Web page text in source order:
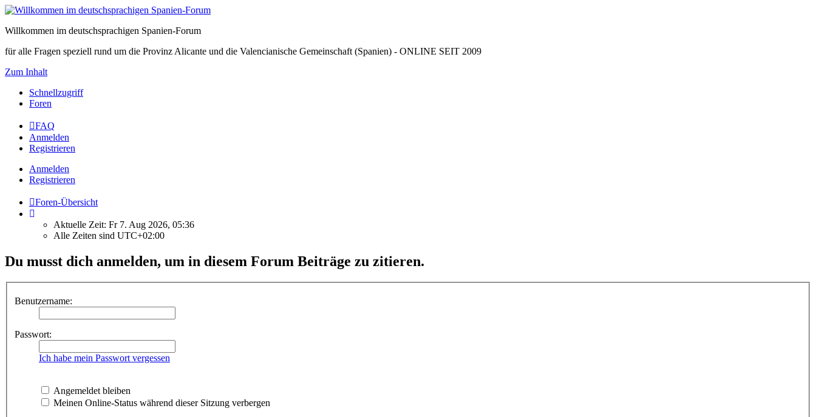
Willkommen im deutschsprachigen Spanien-Forum
für alle Fragen speziell rund um die Provinz Alicante und die Valencianische Gemeinschaft (Spanien) - ONLINE SEIT 2009
Zum Inhalt
Schnellzugriff
Foren
FAQ
Anmelden
Registrieren
Anmelden
Registrieren
Foren-Übersicht
Aktuelle Zeit: Fr 7. Aug 2026, 05:36
Alle Zeiten sind UTC+02:00
Du musst dich anmelden, um in diesem Forum Beiträge zu zitieren.
Benutzername:
Passwort:
Ich habe mein Passwort vergessen
Angemeldet bleiben
Meinen Online-Status während dieser Sitzung verbergen